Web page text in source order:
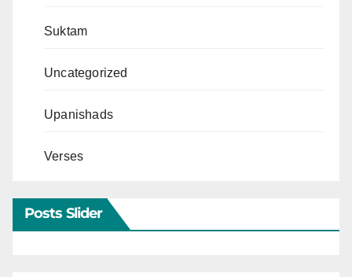
Suktam
Uncategorized
Upanishads
Verses
Posts Slider